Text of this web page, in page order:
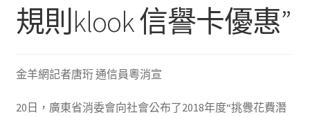
規則klook 信譽卡優惠”
金羊網記者唐珩 通信員粵消宣
20日，廣東省消委會向社會公布了2018年度“挑釁花費潛